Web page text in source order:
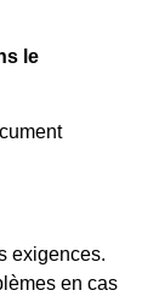
le
exigences.
en cas